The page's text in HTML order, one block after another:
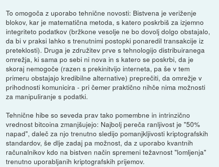
To omogoča z uporabo tehnične novosti: Bistvena je veriženje
blokov, kar je matematična metoda, s katero poskrbiš za izjemno
integriteto podatkov (bržkone vesolje ne bo dovolj dolgo obstajalo,
da bi v praksi lahko s trenutnimi postopki ponaredil transakcije iz
preteklosti). Druga je združitev prve s tehnologijo distribuiranega
omrežja, ki sama po sebi ni nova in s katero se poskrbi, da je
skoraj nemogoče (razen s prekinitvijo interneta, pa še v tem
primeru obstajajo kredibilne alternative) preprečiti, da omrežje v
prihodnosti komunicira - pri čemer praktično nihče nima možnosti
za manipuliranje s podatki.
Tehnične hibe so seveda prav tako pomembne in intrinzično
vrednost bitcoina zmanjšujejo: Najbolj pereča ranljivost je "50%
napad", daleč za njo trenutno sledijo pomanjkljivosti kriptografskih
standardov, še dlje zadaj pa možnost, da z uporabo kvantnih
računalnikov kdo na bistven način spremeni težavnost "lomljenja"
trenutno uporabljanih kriptografskih prijemov.